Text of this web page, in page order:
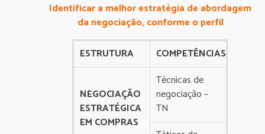
Identificar a melhor estratégia de abordagem
da negociação, conforme o perfil
ESTRUTURA
COMPETÊNCIAS
NEGOCIAÇÃO
ESTRATÉGICA
EM COMPRAS
Técnicas de
negociação –
TN